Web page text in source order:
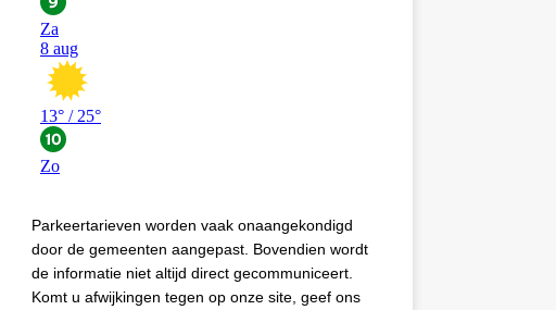
Parkeertarieven worden vaak onaangekondigd
door de gemeenten aangepast. Bovendien wordt
de informatie niet altijd direct gecommuniceert.
Komt u afwijkingen tegen op onze site, geef ons